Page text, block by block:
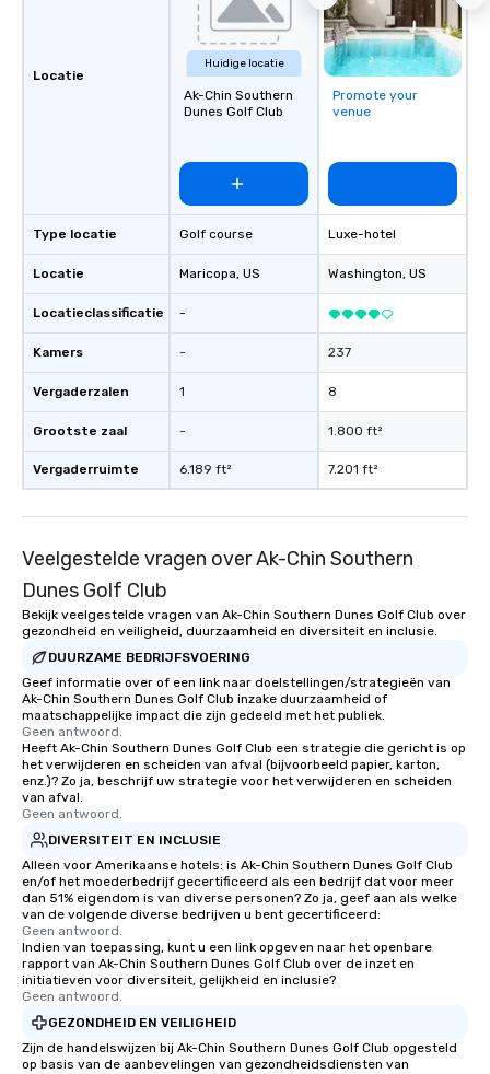
Locatie
Type locatie
Locatie
Locatieclassificatie
Kamers
Vergaderzalen
Grootste zaal
Vergaderruimte
Huidige locatie
Ak-Chin Southern
Dunes Golf Club
Golf course
Maricopa, US
-
-
1
-
6.189 ft²
Promote your
venue
Luxe-hotel
Washington, US
237
8
1.800 ft²
7.201 ft²
Veelgestelde vragen over Ak-Chin Southern
Dunes Golf Club
Bekijk veelgestelde vragen van Ak-Chin Southern Dunes Golf Club over
gezondheid en veiligheid, duurzaamheid en diversiteit en inclusie.
DUURZAME BEDRIJFSVOERING
Geef informatie over of een link naar doelstellingen/strategieën van
Ak-Chin Southern Dunes Golf Club inzake duurzaamheid of
maatschappelijke impact die zijn gedeeld met het publiek.
Geen antwoord.
Heeft Ak-Chin Southern Dunes Golf Club een strategie die gericht is op
het verwijderen en scheiden van afval (bijvoorbeeld papier, karton,
enz.)? Zo ja, beschrijf uw strategie voor het verwijderen en scheiden
van afval.
Geen antwoord.
DIVERSITEIT EN INCLUSIE
Alleen voor Amerikaanse hotels: is Ak-Chin Southern Dunes Golf Club
en/of het moederbedrijf gecertificeerd als een bedrijf dat voor meer
dan 51% eigendom is van diverse personen? Zo ja, geef aan als welke
van de volgende diverse bedrijven u bent gecertificeerd:
Geen antwoord.
Indien van toepassing, kunt u een link opgeven naar het openbare
rapport van Ak-Chin Southern Dunes Golf Club over de inzet en
initiatieven voor diversiteit, gelijkheid en inclusie?
Geen antwoord.
GEZONDHEID EN VEILIGHEID
Zijn de handelswijzen bij Ak-Chin Southern Dunes Golf Club opgesteld
op basis van de aanbevelingen van gezondheidsdiensten van